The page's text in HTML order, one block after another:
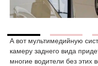
А вот мультимедийную
камеру заднего вида
многие водители без